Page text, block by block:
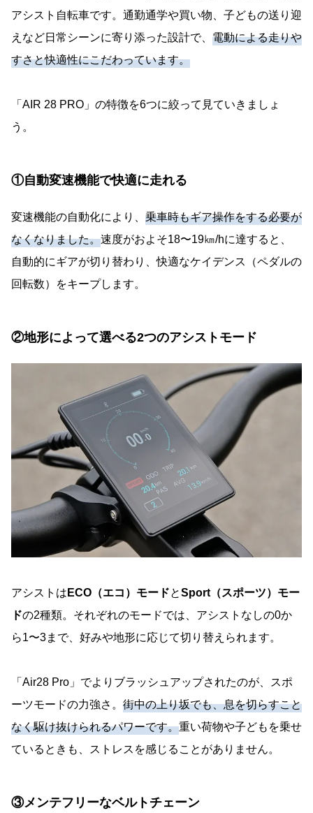
アシスト自転車です。通勤通学や買い物、子どもの送り迎
えなど日常シーンに寄り添った設計で、 電動による走りや
すさと快適性にこだわっています。
「AIR 28 PRO」の特徴を6つに絞って見ていきましょ
う。
①自動変速機能で快適に走れる
変速機能の自動化により、 乗車時もギア操作をする必要が
なくなりました。速度がおよそ18〜19㎞/hに達すると、
自動的にギアが切り替わり、快適なケイデンス（ペダルの
回転数）をキープします。
②地形によって選べる2つのアシストモード
アシストは ECO（エコ）モードとSport（スポーツ）モー
ドの2種類。それぞれのモードでは、アシストなしの0か
ら1〜3まで、好みや地形に応じて切り替えられます。
「Air28 Pro」でよりブラッシュアップされたのが、スポ
ーツモードの力強さ。 街中の上り坂でも、息を切らすこと
なく駆け抜けられるパワーです。重い荷物や子どもを乗せ
ているときも、ストレスを感じることがありません。
③メンテフリーなベルトチェーン